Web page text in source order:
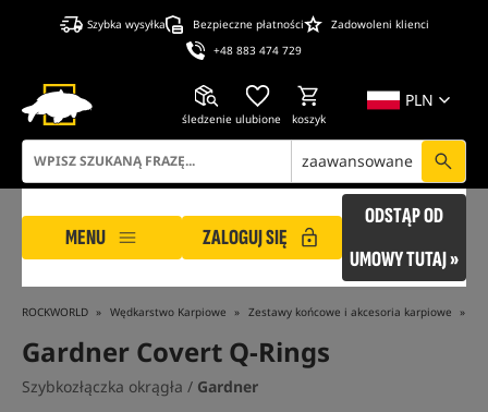
Szybka wysyłka Bezpieczne płatności
Zadowoleni klienci
+48 883 474 729
PLN
śledzenie ulubione koszyk
zaawansowane
MENU ZALOGUJ SIĘ
ODSTĄP OD
UMOWY TUTAJ »
ROCKWORLD Wędkarstwo Karpiowe Zestawy końcowe i akcesoria karpiowe
Gardner Covert Q-Rings
Szybkozłączka okrągła / Gardner